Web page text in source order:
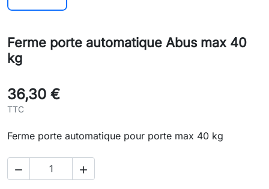
Ferme porte automatique Abus max 40
kg
36,30 €
TTC
Ferme porte automatique pour porte max 40 kg
 